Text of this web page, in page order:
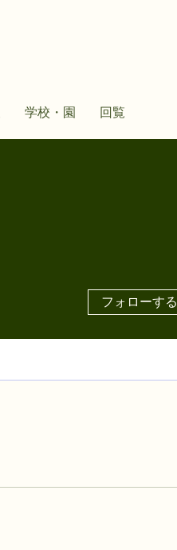
学校・園 回覧
フォローする